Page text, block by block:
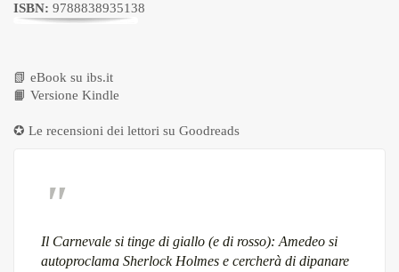
ISBN: 9788838935138
📗 eBook su ibs.it
📙 Versione Kindle
✪ Le recensioni dei lettori su Goodreads
Il Carnevale si tinge di giallo (e di rosso): Amedeo si
autoproclama Sherlock Holmes e cercherà di dipanare